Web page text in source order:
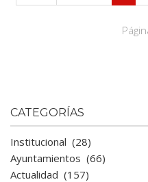
CATEGORÍAS
Institucional (28)
Ayuntamientos (66)
Actualidad (157)